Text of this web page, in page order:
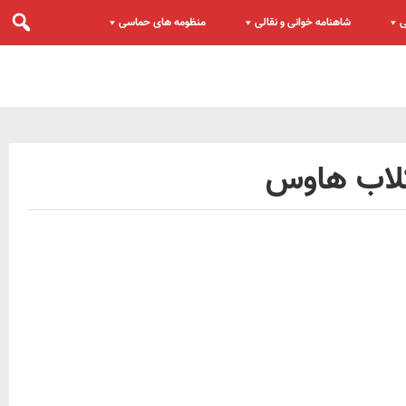
شاهنامه خوانی و نقالی منظومه های حماسی
هاوس